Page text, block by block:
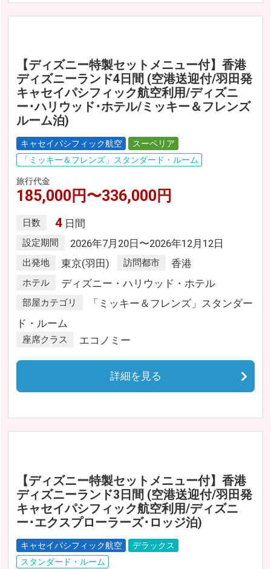
【ディズニー特製セットメニュー付】香港
ディズニーランド4日間 (空港送迎付/羽田発
キャセイパシフィック航空利用/ディズニ
ー･ハリウッド･ホテル/ミッキー＆フレンズ
ルーム泊)
キャセイパシフィック航空
スーペリア
「ミッキー＆フレンズ」スタンダード・ルーム
旅行代金
185,000円〜336,000円
日数 4 日間
設定期間 2026年7月20日〜2026年12月12日
出発地 東京(羽田) 訪問都市 香港
ホテル ディズニー・ハリウッド・ホテル
部屋カテゴリ
「ミッキー＆フレンズ」スタンダー
ド・ルーム
座席クラス エコノミー
詳細を見る
【ディズニー特製セットメニュー付】香港
ディズニーランド3日間 (空港送迎付/羽田発
キャセイパシフィック航空利用/ディズニ
ー･エクスプローラーズ･ロッジ泊)
キャセイパシフィック航空
デラックス
スタンダード・ルーム